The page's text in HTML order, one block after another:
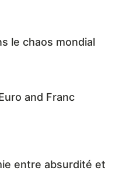
le chaos mondial
and Franc
entre absurdité et